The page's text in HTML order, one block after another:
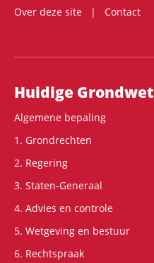
Over deze site
Contact
Hoofdnavigatie
Huidige Grondwet
Algemene bepaling
1. Grondrechten
2. Regering
3. Staten-Generaal
4. Advies en controle
5. Wetgeving en bestuur
6. Rechtspraak